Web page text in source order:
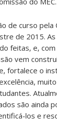
de curso pela
de 2015. As
feitas, e,
vem
fortalece o
são ainda
los e